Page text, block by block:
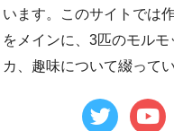
います。このサイトでは
をメインに、3匹のモル
カ、趣味について綴ってい